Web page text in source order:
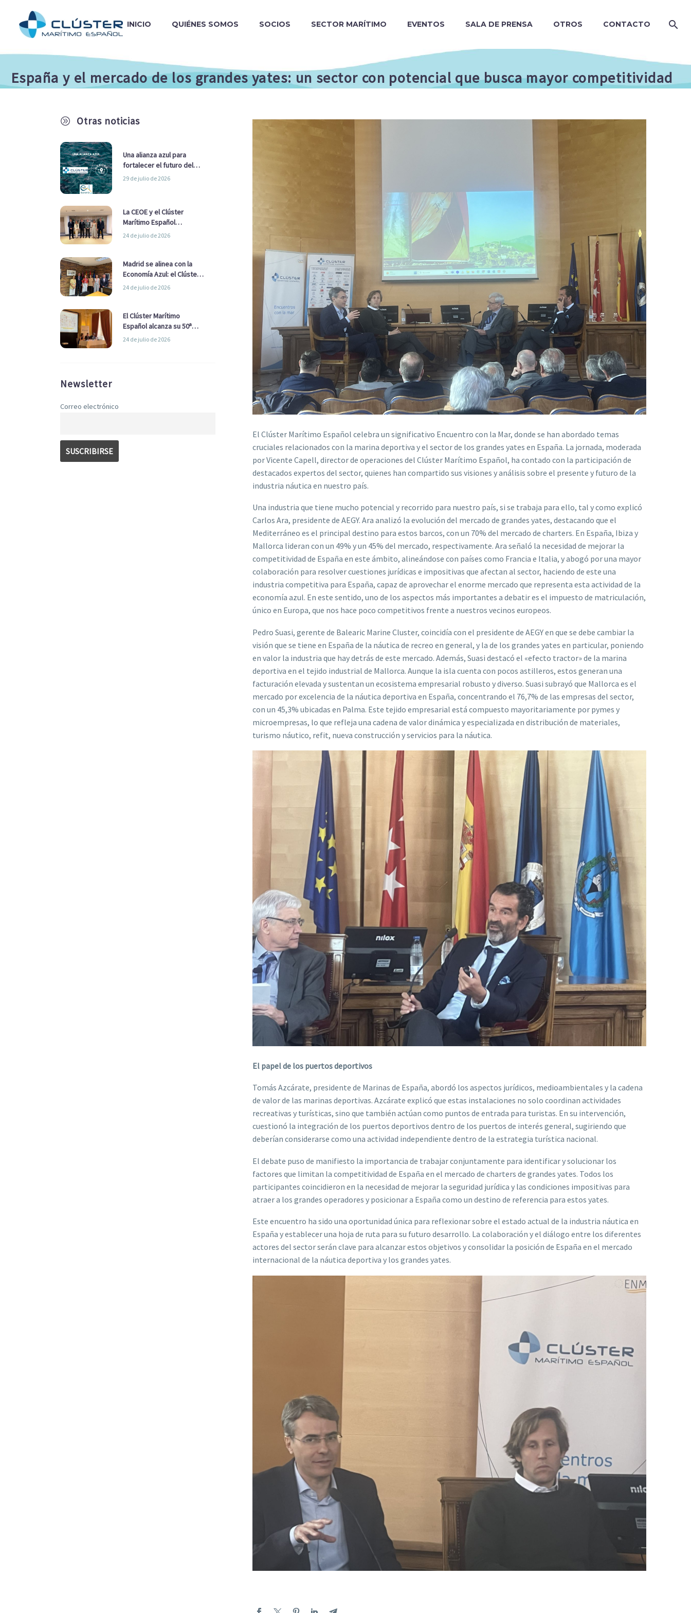
INICIO QUIÉNES SOMOS SOCIOS SECTOR MARÍTIMO EVENTOS SALA DE PRENSA OTROS CONTACTO
España y el mercado de los grandes yates: un sector con potencial que busca mayor competitividad
A Otras noticias
Una alianza azul para
fortalecer el futuro del
sector marítimo
29 de julio de 2026
La CEOE y el Clúster
Marítimo Español
refuerzan su alianza para
24 de julio de 2026
Madrid se alinea con la
Economía Azul: el Clúster
Marítimo Español y la Real
Ayuntamiento
24 de julio de 2026
El Clúster Marítimo
Español alcanza su 50ª
Asamblea reafirmando su
24 de julio de 2026
Newsletter
Correo electrónico
El Clúster Marítimo Español celebra un significativo Encuentro con la Mar, donde se han abordado temas
cruciales relacionados con la marina deportiva y el sector de los grandes yates en España. La jornada, moderada
por Vicente Capell, director de operaciones del Clúster Marítimo Español, ha contado con la participación de
destacados expertos del sector, quienes han compartido sus visiones y análisis sobre el presente y futuro de la
industria náutica en nuestro país.
Una industria que tiene mucho potencial y recorrido para nuestro país, si se trabaja para ello, tal y como explicó
Carlos Ara, presidente de AEGY. Ara analizó la evolución del mercado de grandes yates, destacando que el
Mediterráneo es el principal destino para estos barcos, con un 70% del mercado de charters. En España, Ibiza y
Mallorca lideran con un 49% y un 45% del mercado, respectivamente. Ara señaló la necesidad de mejorar la
competitividad de España en este ámbito, alineándose con países como Francia e Italia, y abogó por una mayor
colaboración para resolver cuestiones jurídicas e impositivas que afectan al sector, haciendo de este una
industria competitiva para España, capaz de aprovechar el enorme mercado que representa esta actividad de la
economía azul. En este sentido, uno de los aspectos más importantes a debatir es el impuesto de matriculación,
único en Europa, que nos hace poco competitivos frente a nuestros vecinos europeos.
Pedro Suasi, gerente de Balearic Marine Cluster, coincidía con el presidente de AEGY en que se debe cambiar la
visión que se tiene en España de la náutica de recreo en general, y la de los grandes yates en particular, poniendo
en valor la industria que hay detrás de este mercado. Además, Suasi destacó el «efecto tractor» de la marina
deportiva en el tejido industrial de Mallorca. Aunque la isla cuenta con pocos astilleros, estos generan una
facturación elevada y sustentan un ecosistema empresarial robusto y diverso. Suasi subrayó que Mallorca es el
mercado por excelencia de la náutica deportiva en España, concentrando el 76,7% de las empresas del sector,
con un 45,3% ubicadas en Palma. Este tejido empresarial está compuesto mayoritariamente por pymes y
microempresas, lo que refleja una cadena de valor dinámica y especializada en distribución de materiales,
turismo náutico, refit, nueva construcción y servicios para la náutica.
El papel de los puertos deportivos
Tomás Azcárate, presidente de Marinas de España, abordó los aspectos jurídicos, medioambientales y la cadena
de valor de las marinas deportivas. Azcárate explicó que estas instalaciones no solo coordinan actividades
recreativas y turísticas, sino que también actúan como puntos de entrada para turistas. En su intervención,
cuestionó la integración de los puertos deportivos dentro de los puertos de interés general, sugiriendo que
deberían considerarse como una actividad independiente dentro de la estrategia turística nacional.
El debate puso de manifiesto la importancia de trabajar conjuntamente para identificar y solucionar los
factores que limitan la competitividad de España en el mercado de charters de grandes yates. Todos los
participantes coincidieron en la necesidad de mejorar la seguridad jurídica y las condiciones impositivas para
atraer a los grandes operadores y posicionar a España como un destino de referencia para estos yates.
Este encuentro ha sido una oportunidad única para reflexionar sobre el estado actual de la industria náutica en
España y establecer una hoja de ruta para su futuro desarrollo. La colaboración y el diálogo entre los diferentes
actores del sector serán clave para alcanzar estos objetivos y consolidar la posición de España en el mercado
internacional de la náutica deportiva y los grandes yates.